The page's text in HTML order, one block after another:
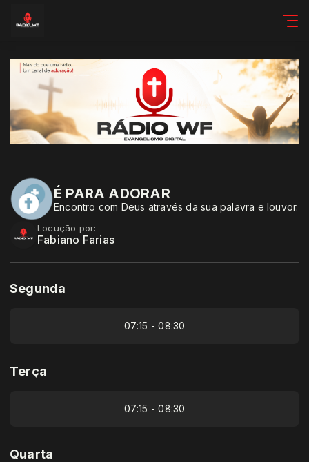
É PARA ADORAR
Encontro com Deus através da sua palavra e louvor.
Locução por:
Fabiano Farias
Segunda
07:15 - 08:30
Terça
07:15 - 08:30
Quarta